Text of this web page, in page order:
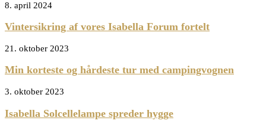
8. april 2024
Vintersikring af vores Isabella Forum fortelt
21. oktober 2023
Min korteste og hårdeste tur med campingvognen
3. oktober 2023
Isabella Solcellelampe spreder hygge